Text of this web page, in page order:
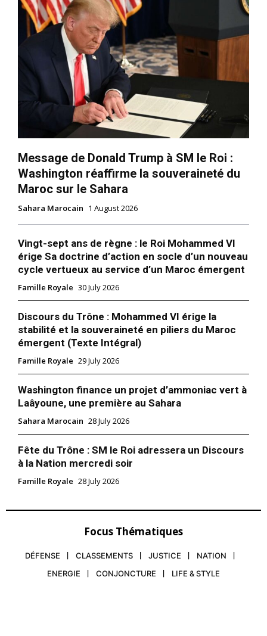
Message de Donald Trump à SM le Roi :
Washington réaffirme la souveraineté du
Maroc sur le Sahara
Sahara Marocain 1 August 2026
Vingt-sept ans de règne : le Roi Mohammed VI
érige Sa doctrine d’action en socle d’un nouveau
cycle vertueux au service d’un Maroc émergent
Famille Royale 30 July 2026
Discours du Trône : Mohammed VI érige la
stabilité et la souveraineté en piliers du Maroc
émergent (Texte Intégral)
Famille Royale 29 July 2026
Washington finance un projet d’ammoniac vert à
Laâyoune, une première au Sahara
Sahara Marocain 28 July 2026
Fête du Trône : SM le Roi adressera un Discours
à la Nation mercredi soir
Famille Royale 28 July 2026
Focus Thématiques
DÉFENSE CLASSEMENTS JUSTICE
NATION
ENERGIE
CONJONCTURE LIFE & STYLE